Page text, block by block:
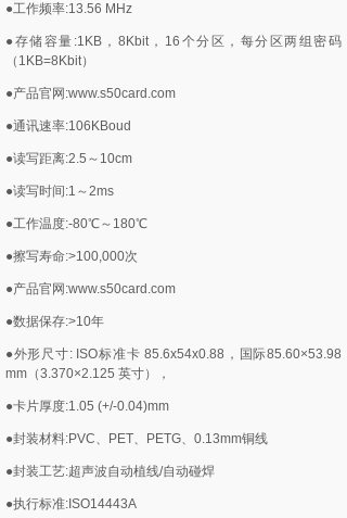
●工作频率:13.56 MHz
●存储容量:1KB，8Kbit，16个分区，每分区两组密码
（1KB=8Kbit）
●产品官网:www.s50card.com
●通讯速率:106KBoud
●读写距离:2.5～10cm
●读写时间:1～2ms
●工作温度:-80℃～180℃
●擦写寿命:>100,000次
●产品官网:www.s50card.com
●数据保存:>10年
●外形尺寸: ISO标准卡 85.6x54x0.88，国际85.60×53.98
mm（3.370×2.125 英寸），
●卡片厚度:1.05 (+/-0.04)mm
●封装材料:PVC、PET、PETG、0.13mm铜线
●封装工艺:超声波自动植线/自动碰焊
●执行标准:ISO14443A